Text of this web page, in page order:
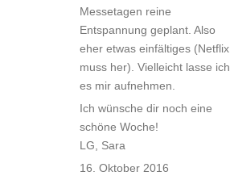
Messetagen reine
Entspannung geplant. Also
eher etwas einfältiges (Netflix
muss her). Vielleicht lasse ich
es mir aufnehmen.
Ich wünsche dir noch eine
schöne Woche!
LG, Sara
16. Oktober 2016